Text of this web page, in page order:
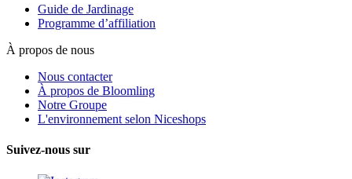
Guide de Jardinage
Programme d’affiliation
À propos de nous
Nous contacter
À propos de Bloomling
Notre Groupe
L'environnement selon Niceshops
Suivez-nous sur